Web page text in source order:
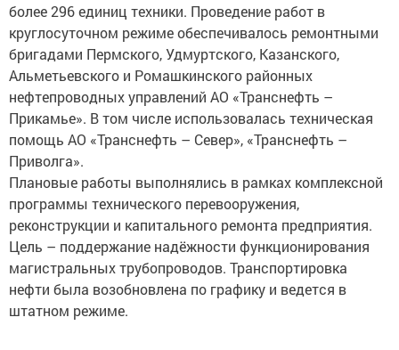
более 296 единиц техники. Проведение работ в
круглосуточном режиме обеспечивалось ремонтными
бригадами Пермского, Удмуртского, Казанского,
Альметьевского и Ромашкинского районных
нефтепроводных управлений АО «Транснефть –
Прикамье». В том числе использовалась техническая
помощь АО «Транснефть – Север», «Транснефть –
Приволга».
Плановые работы выполнялись в рамках комплексной
программы технического перевооружения,
реконструкции и капитального ремонта предприятия.
Цель – поддержание надёжности функционирования
магистральных трубопроводов. Транспортировка
нефти была возобновлена по графику и ведется в
штатном режиме.